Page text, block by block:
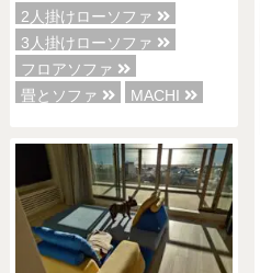
2人掛けローソファ
3人掛けローソファ
フロアソファ
畳とソファ
MACHI